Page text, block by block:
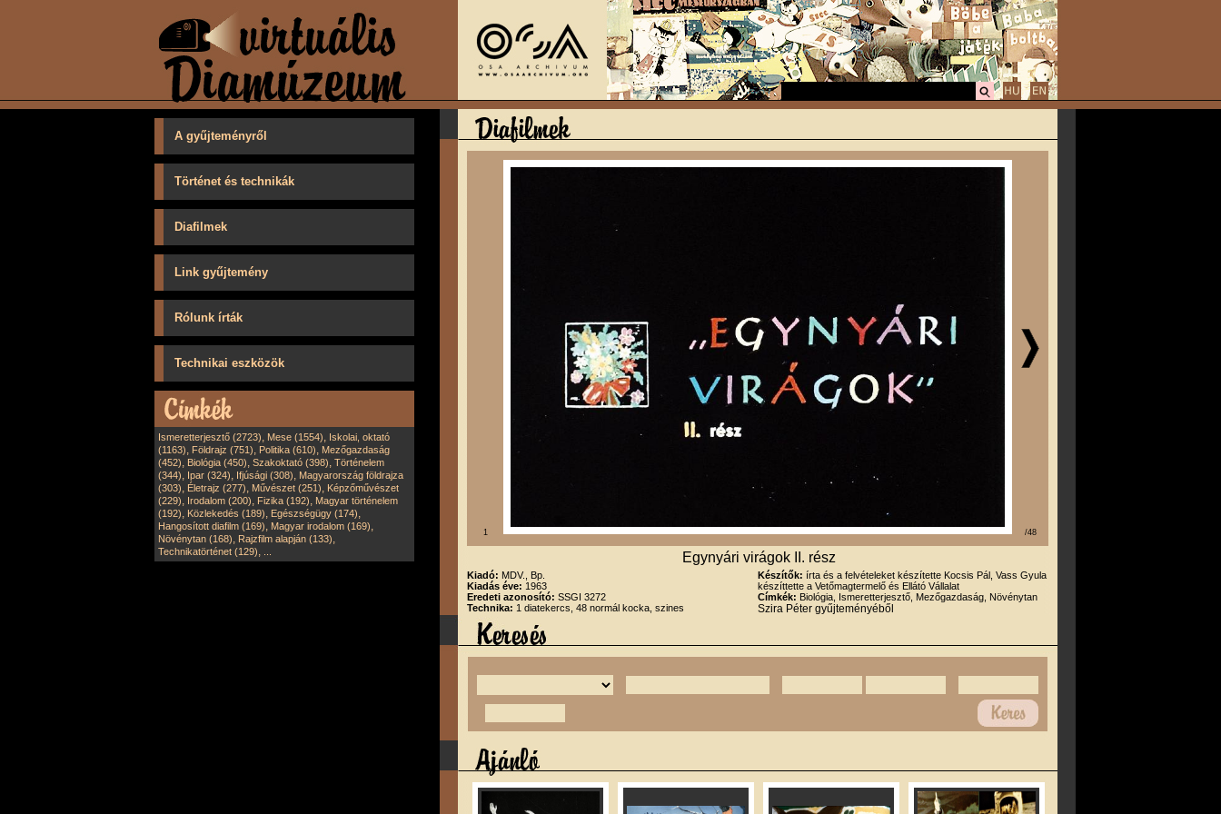
A gyűjteményről
Történet és technikák
Diafilmek
Link gyűjtemény
Rólunk írták
Technikai eszközök
Ismeretterjesztő (2723), Mese (1554), Iskolai, oktató
(1163), Földrajz (751), Politika (610), Mezőgazdaság
(452), Biológia (450), Szakoktató (398), Történelem
(344), Ipar (324), Ifjúsági (308), Magyarország földrajza
(303), Életrajz (277), Művészet (251), Képzőművészet
(229), Irodalom (200), Fizika (192), Magyar történelem
(192), Közlekedés (189), Egészségügy (174),
Hangosított diafilm (169), Magyar irodalom (169),
Növénytan (168), Rajzfilm alapján (133),
Technikatörténet (129),
1 /48
Egynyári virágok II. rész
Kiadó: MDV., Bp.
Kiadás éve: 1963
Eredeti azonosító: SSGI 3272
Technika: 1 diatekercs, 48 normál kocka, szines
Készítők: írta és a felvételeket készítette Kocsis Pál, Vass Gyula
készíttette a Vetőmagtermelő és Ellátó Vállalat
Címkék: Biológia, Ismeretterjesztő, Mezőgazdaság, Növénytan
Szira Péter gyűjteményéből